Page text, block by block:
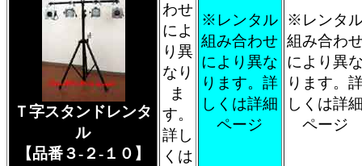
Ｔ字スタンドレンタ
ル
【品番３-２-１０】
わせ
によ
り異
なり
ま
す。
詳し
くは
※レンタル
組み合わせ
により異な
ります。詳
しくは詳細
ページ
※レンタ
組み合わ
により異
ります。
しくは詳
ページ